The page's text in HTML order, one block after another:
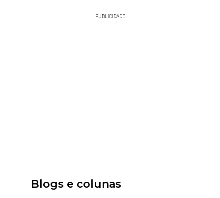
PUBLICIDADE
Blogs e colunas